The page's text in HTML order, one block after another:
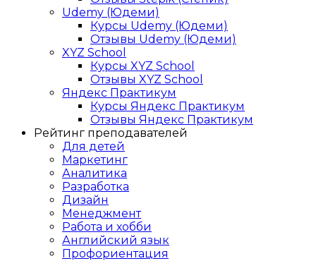
Udemy (Юдеми)
Курсы Udemy (Юдеми)
Отзывы Udemy (Юдеми)
XYZ School
Курсы XYZ School
Отзывы XYZ School
Яндекс Практикум
Курсы Яндекс Практикум
Отзывы Яндекс Практикум
Рейтинг преподавателей
Для детей
Маркетинг
Аналитика
Разработка
Дизайн
Менеджмент
Работа и хобби
Английский язык
Профориентация